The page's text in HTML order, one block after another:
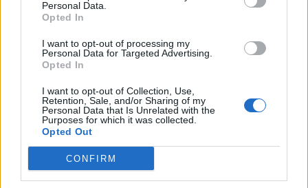
Personal Data.
Opted In
I want to opt-out of processing my
Personal Data for Targeted Advertising.
Opted In
I want to opt-out of Collection, Use,
Retention, Sale, and/or Sharing of my
Personal Data that Is Unrelated with the
Purposes for which it was collected.
Opted Out
CONFIRM
ΣΧΕΤΙΚΑ ΑΡΘΡΑ